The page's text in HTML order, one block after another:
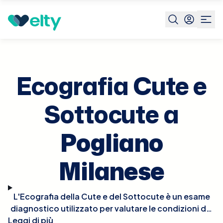
Prenota visita Ecografia Cute E Sottocute
Pogliano
Ecografia Cute e
Sottocute a
Pogliano
Milanese
L'Ecografia della Cute e del Sottocute è un esame
diagnostico utilizzato per valutare le condizioni dei
tessuti superficiali del corpo, come la pelle e il
Leggi di più